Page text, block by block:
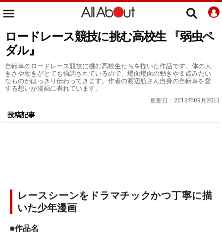
ロードレース競技に挑む高校生 『弱虫ペ
ダル』
自転車のロードレース競技に挑む高校生たちを描いた作品です。体の大
きさや動きがとても強調されているので、場面場面の動きや要点みたい
なものがはっきり伝わってきます。作者の渡辺航さん自身の自転車を愛
する想いが漫画に表れています。
更新日： 2013年09月20日
投稿記事
レースシーンをドラマチックかつ丁寧に描
いた少年漫画
■作品名